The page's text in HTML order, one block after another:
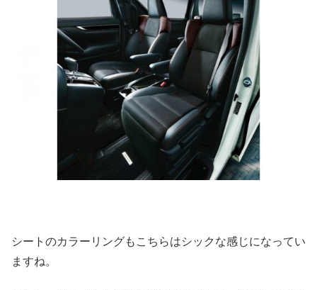
シートのカラーリングもこちらはシックな感じになってい
ますね。